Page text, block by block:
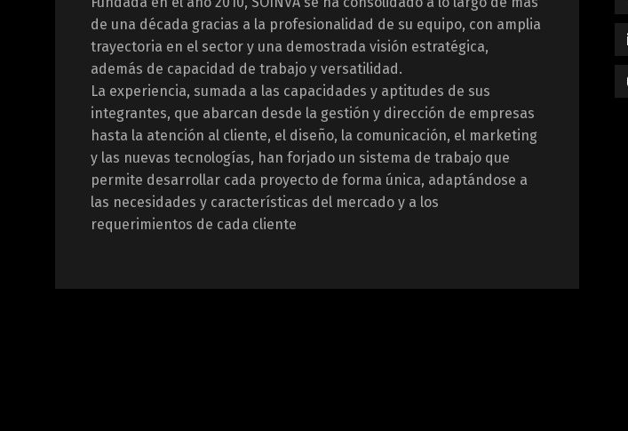
de una década gracias a la profesionalidad de su equipo, con amplia
trayectoria en el sector y una demostrada visión estratégica,
además de capacidad de trabajo y versatilidad.
La experiencia, sumada a las capacidades y aptitudes de sus
integrantes, que abarcan desde la gestión y dirección de empresas
hasta la atención al cliente, el diseño, la comunicación, el marketing
y las nuevas tecnologías, han forjado un sistema de trabajo que
permite desarrollar cada proyecto de forma única, adaptándose a
las necesidades y características del mercado y a los
requerimientos de cada cliente